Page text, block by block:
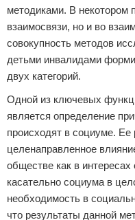
методиками. В некотором
взаимосвязи, но и во
совокупность методов
детьми инвалидами
двух категорий.
Одной из ключевых
является определение
происходят в социуме. Ее
целенаправленное
обществе как в интересах
касательно социума в
необходимость в
что результаты данной